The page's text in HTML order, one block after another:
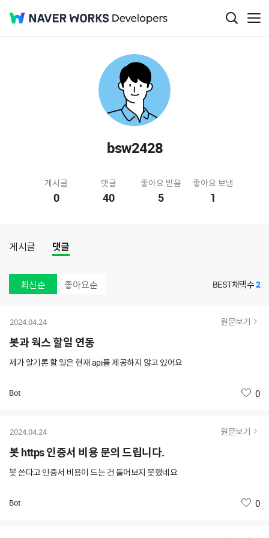
bsw2428
게시글
0
댓글
40
좋아요 받음
5
좋아요 보냄
1
게시글 댓글
최신순 좋아요순 BEST채택수2
원문보기
봇과 웍스 할일 연동
제가 알기론 할 일은 현재 api를 제공하지 않고 있어요
Bot
2024.04.24
좋아요
0
원문보기
봇 https 인증서 비용 문의 드립니다.
봇 쓴다고 인증서 비용이 드는 건 들어보지 못했네요
Bot
2024.04.24
좋아요
0